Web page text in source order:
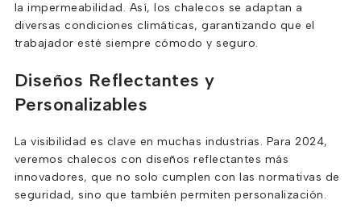
la impermeabilidad. Así, los chalecos se adaptan a
diversas condiciones climáticas, garantizando que el
trabajador esté siempre cómodo y seguro.
Diseños Reflectantes y
Personalizables
La visibilidad es clave en muchas industrias. Para 2024,
veremos chalecos con diseños reflectantes más
innovadores, que no solo cumplen con las normativas de
seguridad, sino que también permiten personalización.